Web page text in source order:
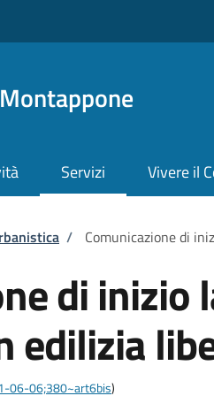
Servizi Vivere il
/ Comunicazione di
di inizio
edilizia
06-06;380~art6bis)